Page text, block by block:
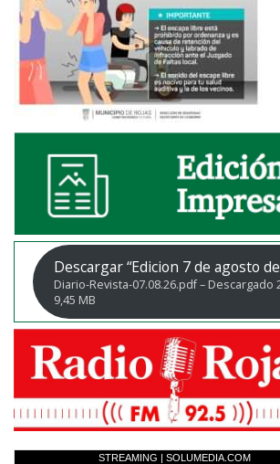
Descargar “Edicion 7 de agosto
Diario-Revista-07.08.26.pdf – Descargado
9,45 MB